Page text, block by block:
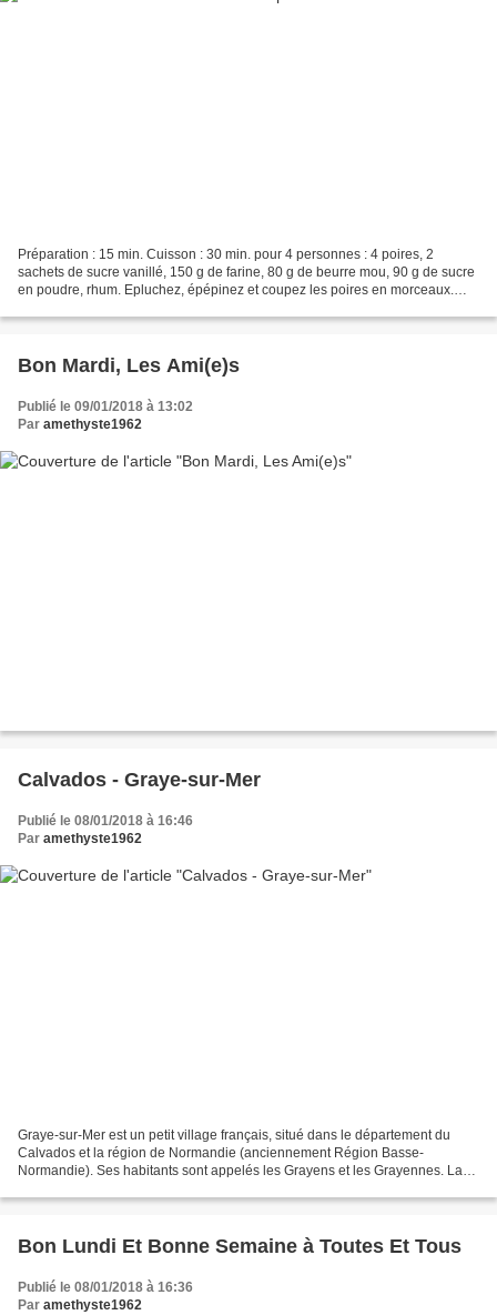
Préparation : 15 min. Cuisson : 30 min. pour 4 personnes : 4 poires, 2
sachets de sucre vanillé, 150 g de farine, 80 g de beurre mou, 90 g de sucre
en poudre, rhum. Epluchez, épépinez et coupez les poires en morceaux.
Bon Mardi, Les Ami(e)s
Publié le 09/01/2018 à 13:02
Par amethyste1962
Calvados - Graye-sur-Mer
Publié le 08/01/2018 à 16:46
Par amethyste1962
Graye-sur-Mer est un petit village français, situé dans le département du
Calvados et la région de Normandie (anciennement Région Basse-
Normandie). Ses habitants sont appelés les Grayens et les Grayennes. La
Bon Lundi Et Bonne Semaine à Toutes Et Tous
Publié le 08/01/2018 à 16:36
Par amethyste1962